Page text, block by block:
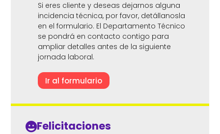
Si eres cliente y deseas dejarnos alguna
incidencia técnica, por favor, detállanosla
en el formulario. El Departamento Técnico
se pondrá en contacto contigo para
ampliar detalles antes de la siguiente
jornada laboral.
Ir al formulario
Felicitaciones